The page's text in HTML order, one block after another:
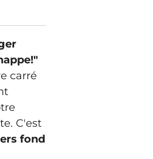
carré
C'est
fond